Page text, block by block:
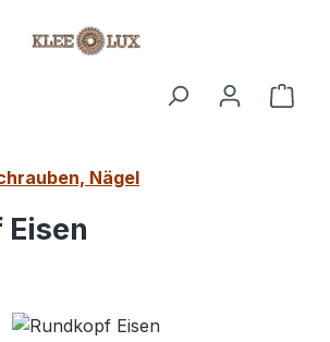
Nägel
Eisen